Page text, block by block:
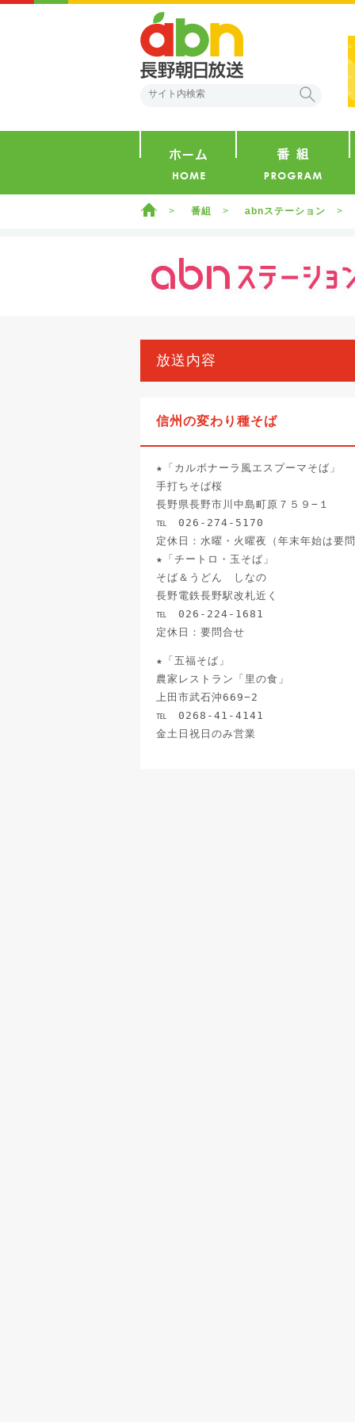
ホーム 番組 abnステーション
放送内容
信州の変わり種そば
★「カルボナーラ風エスプーマそば」
手打ちそば桜
長野県長野市川中島町原７５９−１
℡ 026-274-5170
定休日：水曜・火曜夜（年末年始は要
★「チートロ・玉そば」
そば＆うどん しなの
長野電鉄長野駅改札近く
℡ 026-224-1681
定休日：要問合せ
★「五福そば」
農家レストラン「里の食」
上田市武石沖669−2
℡ 0268-41-4141
金土日祝日のみ営業